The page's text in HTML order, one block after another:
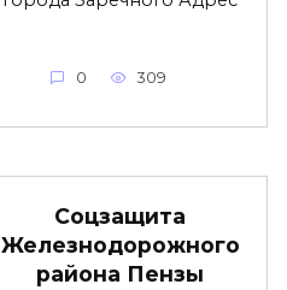
0 309
Соцзащита
Железнодорожного
района Пензы